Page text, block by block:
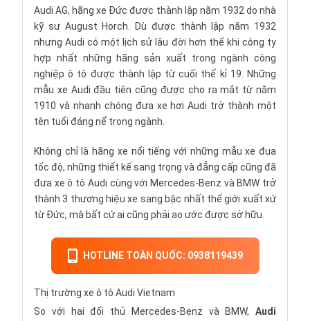
Audi AG, hãng xe Đức được thành lập năm 1932 do nhà
kỹ sư August Horch. Dù được thành lập năm 1932
nhưng Audi có một lịch sử lâu đời hơn thế khi công ty
hợp nhất những hãng sản xuất trong ngành công
nghiệp ô tô được thành lập từ cuối thế kỉ 19. Những
mẫu xe Audi đầu tiên cũng được cho ra mắt từ năm
1910 và nhanh chóng đưa xe hơi Audi trở thành một
tên tuổi đáng nể trong ngành.
Không chỉ là hãng xe nổi tiếng với những mẫu xe đua
tốc độ, những thiết kế sang trọng và đẳng cấp cũng đã
đưa xe ô tô Audi cùng với Mercedes-Benz và BMW trở
thành 3 thương hiệu xe sang bậc nhất thế giới xuất xứ
từ Đức, mà bất cứ ai cũng phải ao ước được sở hữu.
HOTLINE TOÀN QUỐC: 0938119439
Thị trường xe ô tô Audi Vietnam
So với hai đối thủ Mercedes-Benz và BMW, Audi